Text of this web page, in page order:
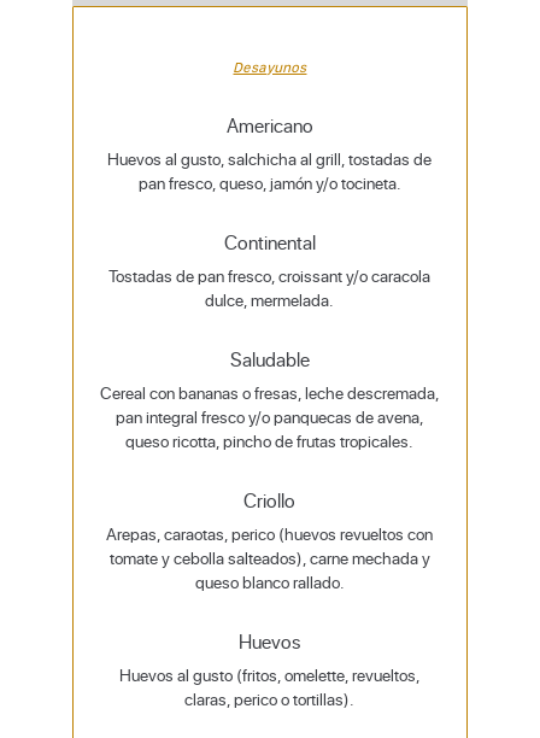
Desayunos
Americano
Huevos al gusto, salchicha al grill, tostadas de
pan fresco, queso, jamón y/o tocineta.
Continental
Tostadas de pan fresco, croissant y/o caracola
dulce, mermelada.
Saludable
Cereal con bananas o fresas, leche descremada,
pan integral fresco y/o panquecas de avena,
queso ricotta, pincho de frutas tropicales.
Criollo
Arepas, caraotas, perico (huevos revueltos con
tomate y cebolla salteados), carne mechada y
queso blanco rallado.
Huevos
Huevos al gusto (fritos, omelette, revueltos,
claras, perico o tortillas).